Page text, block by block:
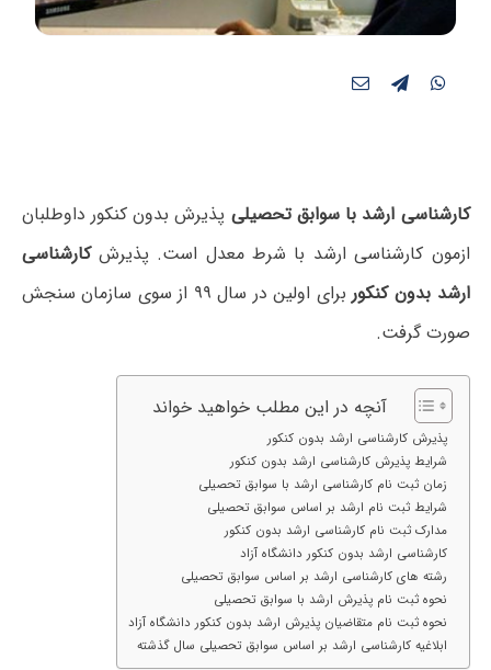
کارشناسی ارشد با سوابق تحصیلی پذیرش بدون کنکور داوطلبان
ازمون کارشناسی ارشد با شرط معدل است. پذیرشکارشناسی
ارشد بدون کنکور
برای اولین در سال ۹۹ از سوی سازمان سنجش
صورت گرفت.
آنچه در این مطلب خواهید خواند
پذیرش کارشناسی ارشد بدون کنکور
شرایط پذیرش کارشناسی ارشد بدون کنکور
زمان ثبت نام کارشناسی ارشد با سوابق تحصیلی
شرایط ثبت نام ارشد بر اساس سوابق تحصیلی
مدارک ثبت نام کارشناسی ارشد بدون کنکور
کارشناسی ارشد بدون کنکور دانشگاه آزاد
رشته های کارشناسی ارشد بر اساس سوابق تحصیلی
نحوه ثبت نام پذیرش ارشد با سوابق تحصیلی
نحوه ثبت نام متقاضیان پذیرش ارشد بدون کنکور دانشگاه آزاد
ابلاغیه کارشناسی ارشد بر اساس سوابق تحصیلی سال گذشته